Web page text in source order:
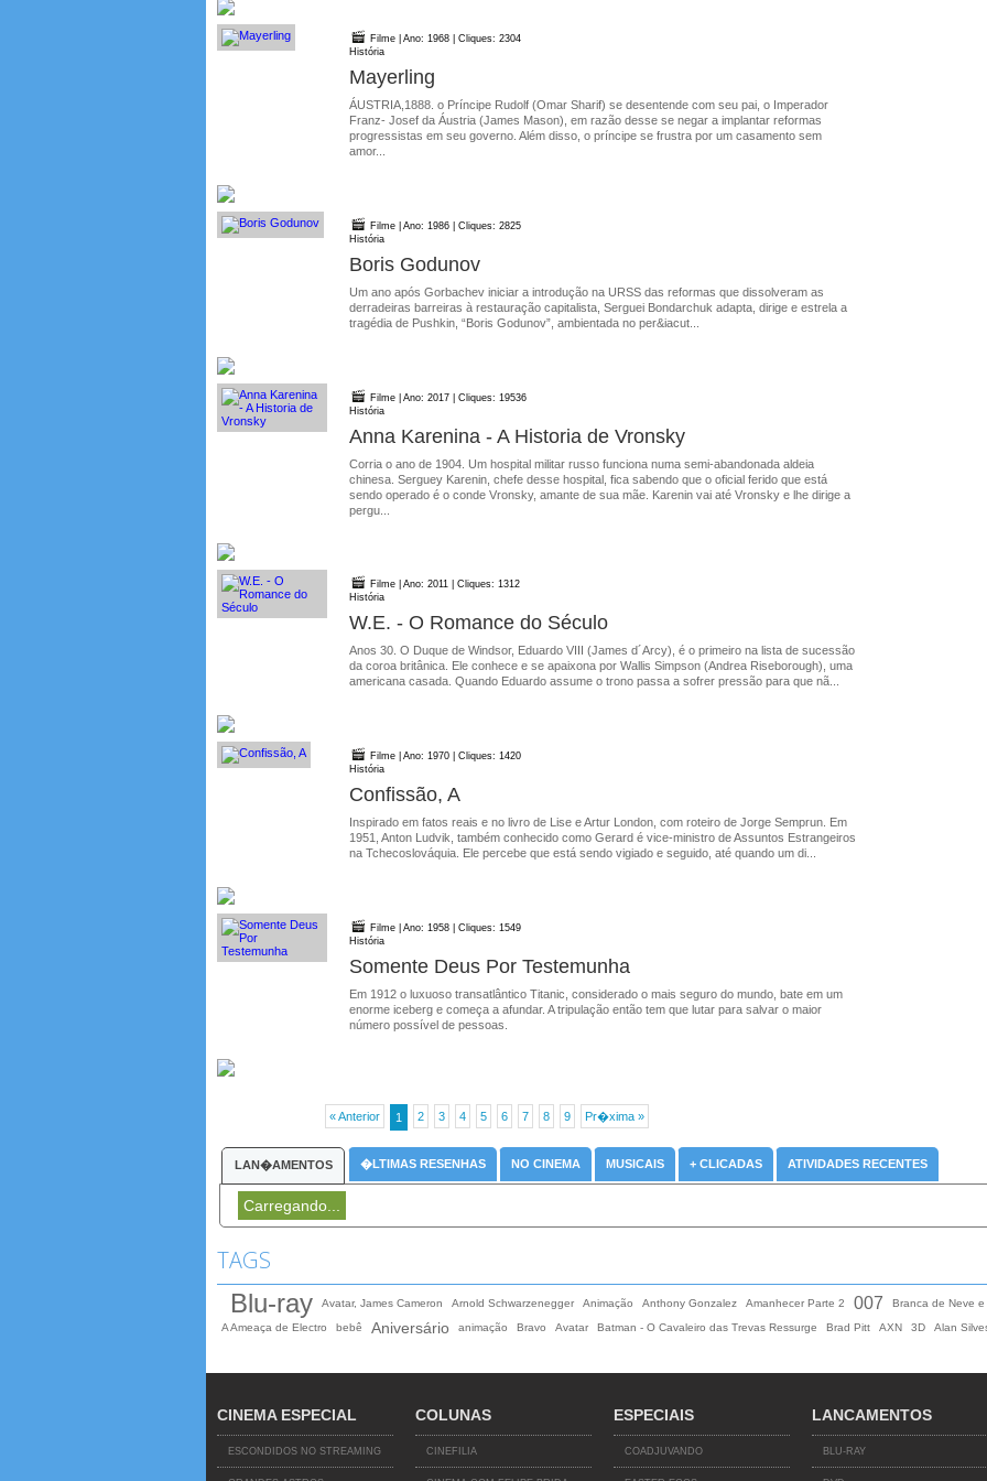
Filme | Ano: 1968 | Cliques: 2304
História
Mayerling
ÁUSTRIA,1888. o Príncipe Rudolf (Omar Sharif) se desentende com seu pai, o Imperador
Franz- Josef da Áustria (James Mason), em razão desse se negar a implantar reformas
progressistas em seu governo. Além disso, o príncipe se frustra por um casamento sem
amor...
Filme | Ano: 1986 | Cliques: 2825
História
Boris Godunov
Um ano após Gorbachev iniciar a introdução na URSS das reformas que dissolveram as
derradeiras barreiras à restauração capitalista, Serguei Bondarchuk adapta, dirige e estrela a
tragédia de Pushkin, “Boris Godunov”, ambientada no per&iacut...
Filme | Ano: 2017 | Cliques: 19536
História
Anna Karenina - A Historia de Vronsky
Corria o ano de 1904. Um hospital militar russo funciona numa semi-abandonada aldeia
chinesa. Serguey Karenin, chefe desse hospital, fica sabendo que o oficial ferido que está
sendo operado é o conde Vronsky, amante de sua mãe. Karenin vai até Vronsky e lhe dirige a
pergu...
Filme | Ano: 2011 | Cliques: 1312
História
W.E. - O Romance do Século
Anos 30. O Duque de Windsor, Eduardo VIII (James d´Arcy), é o primeiro na lista de sucessão
da coroa britânica. Ele conhece e se apaixona por Wallis Simpson (Andrea Riseborough), uma
americana casada. Quando Eduardo assume o trono passa a sofrer pressão para que nã...
Filme | Ano: 1970 | Cliques: 1420
História
Confissão, A
Inspirado em fatos reais e no livro de Lise e Artur London, com roteiro de Jorge Semprun. Em
1951, Anton Ludvik, também conhecido como Gerard é vice-ministro de Assuntos Estrangeiros
na Tchecoslováquia. Ele percebe que está sendo vigiado e seguido, até quando um di...
Filme | Ano: 1958 | Cliques: 1549
História
Somente Deus Por Testemunha
Em 1912 o luxuoso transatlântico Titanic, considerado o mais seguro do mundo, bate em um
enorme iceberg e começa a afundar. A tripulação então tem que lutar para salvar o maior
número possível de pessoas.
« Anterior 1 2 3 4 5 6 7 8 9 Pr�xima »
LAN�AMENTOS �LTIMAS RESENHAS NO CINEMA MUSICAIS + CLICADAS ATIVIDADES RECENTES
Carregando...
TAGS
Blu-ray
Avatar, James Cameron Arnold Schwarzenegger Animação Anthony Gonzalez Amanhecer Parte 2 007
Branca de Neve
A Ameaça de Electro
bebê Aniversário animação Bravo Avatar Batman - O Cavaleiro das Trevas Ressurge Brad Pitt AXN 3D Alan
CINEMA ESPECIAL
ESCONDIDOS NO STREAMING
COLUNAS
CINEFILIA
ESPECIAIS
COADJUVANDO
LANCAMENTOS
BLU-RAY